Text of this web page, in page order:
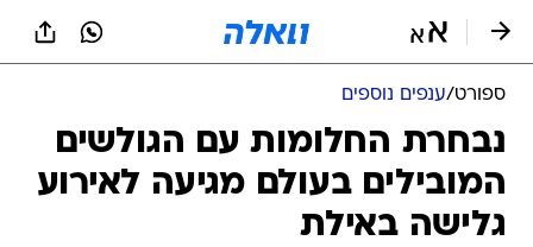
ספורט/ענפים נוספים
נבחרת החלומות עם הגולשים
המובילים בעולם מגיעה לאירוע
גלישה באילת